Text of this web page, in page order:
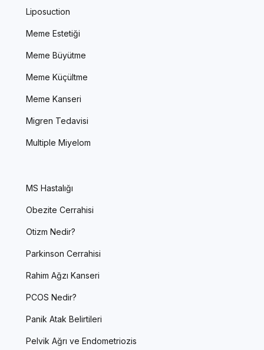
Liposuction
Meme Estetiği
Meme Büyütme
Meme Küçültme
Meme Kanseri
Migren Tedavisi
Multiple Miyelom
MS Hastalığı
Obezite Cerrahisi
Otizm Nedir?
Parkinson Cerrahisi
Rahim Ağzı Kanseri
PCOS Nedir?
Panik Atak Belirtileri
Pelvik Ağrı ve Endometriozis